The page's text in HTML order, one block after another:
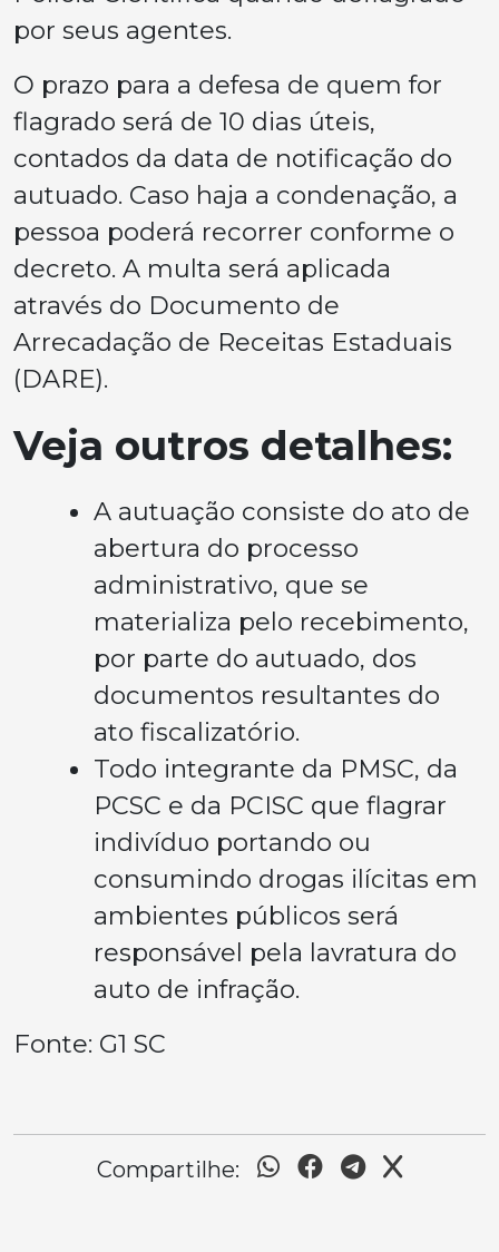
por seus agentes.
O prazo para a defesa de quem for
flagrado será de 10 dias úteis,
contados da data de notificação do
autuado. Caso haja a condenação, a
pessoa poderá recorrer conforme o
decreto. A multa será aplicada
através do Documento de
Arrecadação de Receitas Estaduais
(DARE).
Veja outros detalhes:
A autuação consiste do ato de
abertura do processo
administrativo, que se
materializa pelo recebimento,
por parte do autuado, dos
documentos resultantes do
ato fiscalizatório.
Todo integrante da PMSC, da
PCSC e da PCISC que flagrar
indivíduo portando ou
consumindo drogas ilícitas em
ambientes públicos será
responsável pela lavratura do
auto de infração.
Fonte: G1 SC
Compartilhe: